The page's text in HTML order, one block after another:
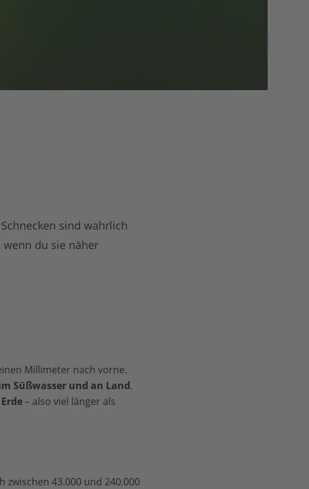
sind wahrlich
du sie näher
Millimeter nach vorne.
Süßwasser und an Land.
– also viel länger als
zwischen 43.000 und 240.000